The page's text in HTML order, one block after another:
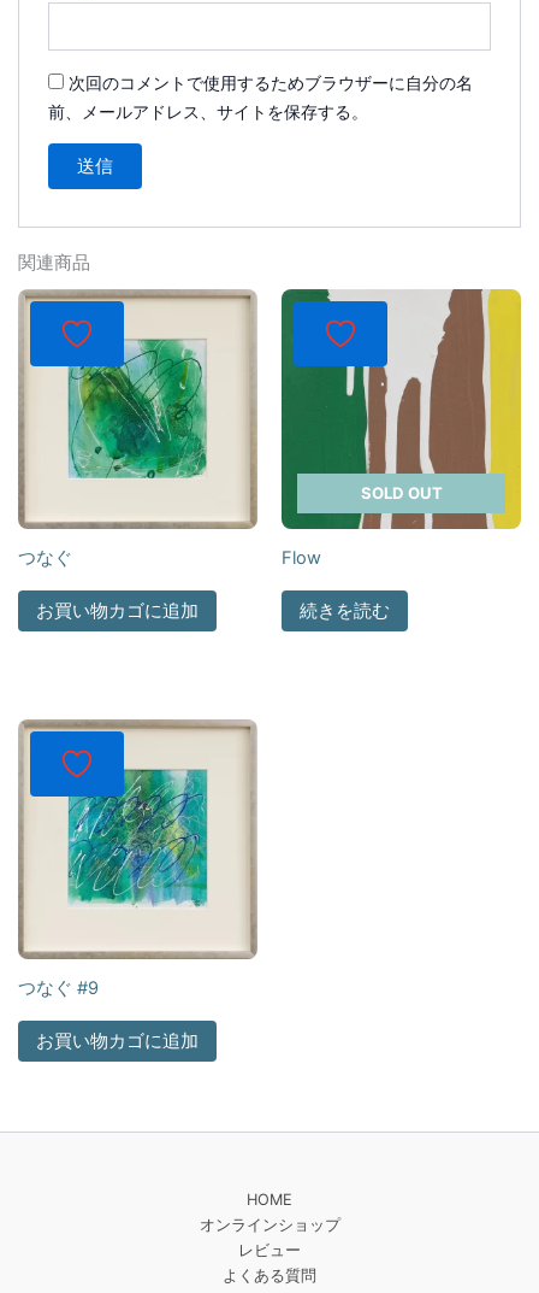
次回のコメントで使用するためブラウザーに自分の名
前、メールアドレス、サイトを保存する。
関連商品
つなぐ
お買い物カゴに追加
SOLD OUT
Flow
続きを読む
つなぐ #9
お買い物カゴに追加
HOME
オンラインショップ
レビュー
よくある質問